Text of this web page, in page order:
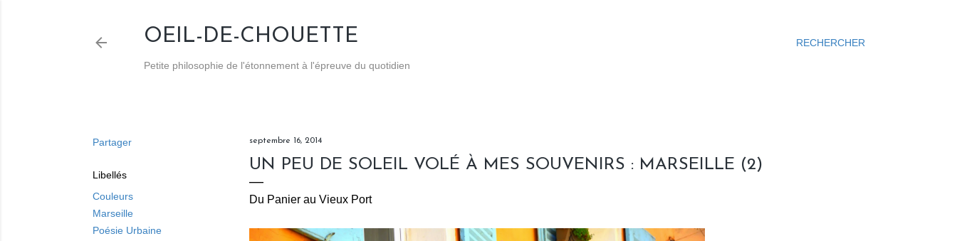
RECHERCHER
OEIL-DE-CHOUETTE
Petite philosophie de l'étonnement à l'épreuve du quotidien
Partager
Libellés
Couleurs
Marseille
Poésie Urbaine
septembre 16, 2014
UN PEU DE SOLEIL VOLÉ À MES SOUVENIRS : MARSEILLE (2)
Du Panier au Vieux Port